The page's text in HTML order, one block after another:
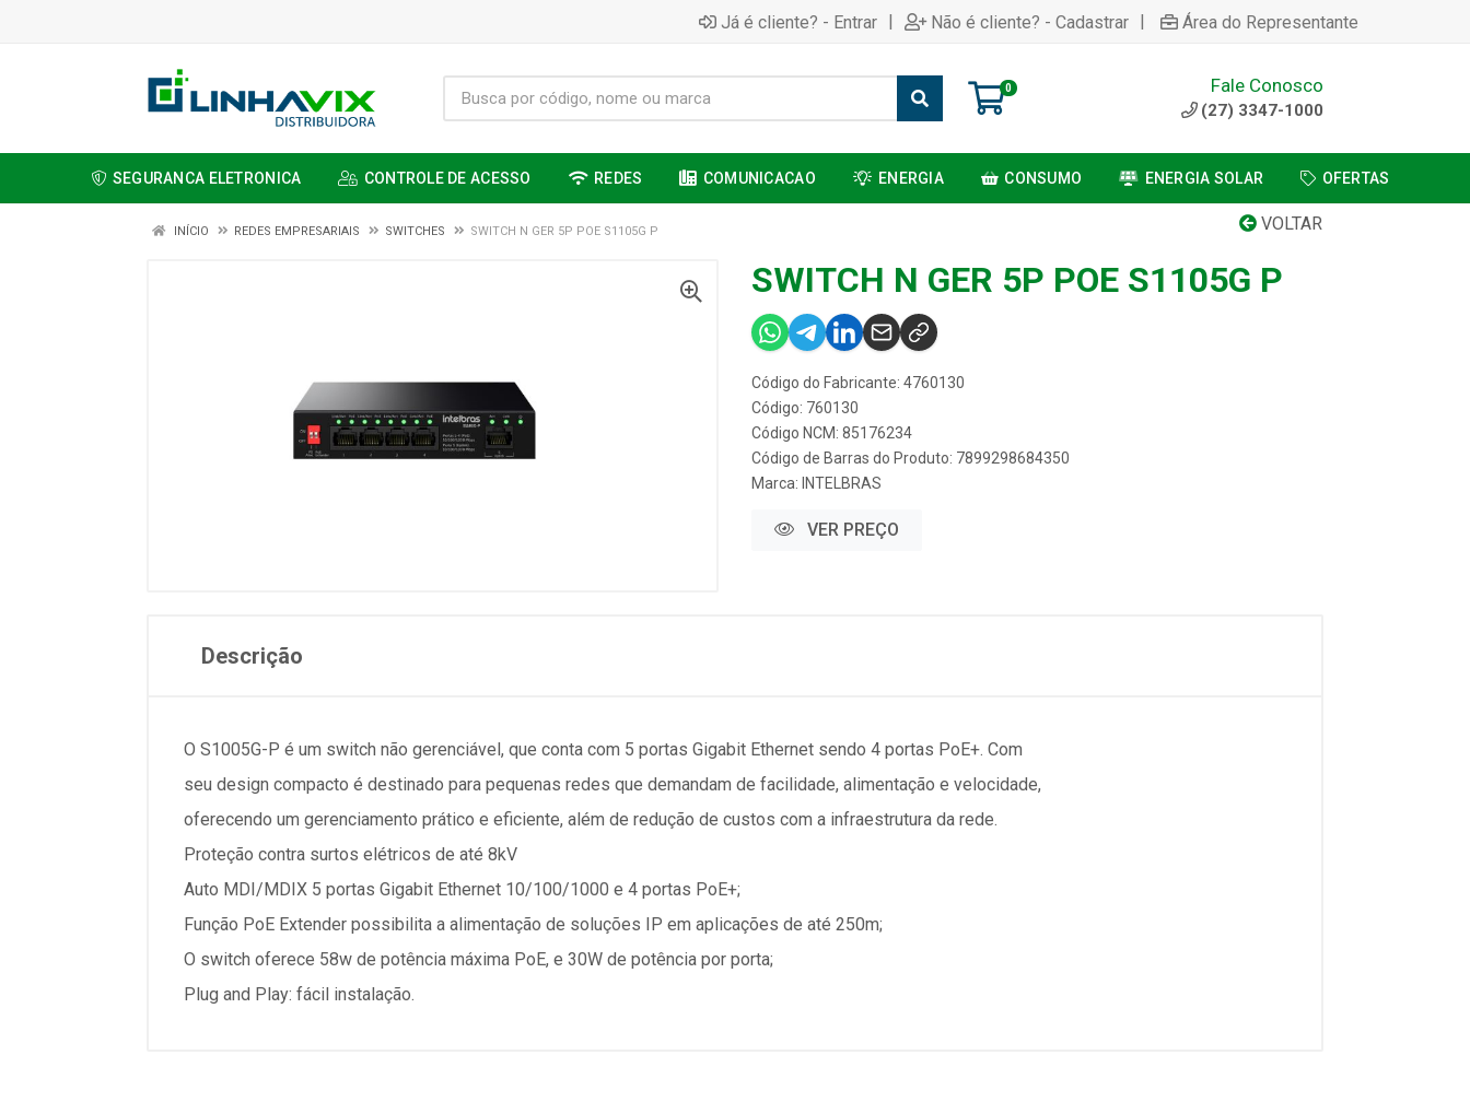
Já é cliente? - Entrar | Não é cliente? - Cadastrar | Área do Representante
0 Fale Conosco
(27) 3347-1000
SEGURANCA ELETRONICA CONTROLE DE ACESSO REDES COMUNICACAO ENERGIA CONSUMO ENERGIA SOLAR OFERTAS
VOLTAR
INÍCIO REDES EMPRESARIAIS SWITCHES SWITCH N GER 5P POE S1105G P
SWITCH N GER 5P POE S1105G P
Código do Fabricante: 4760130
Código: 760130
Código NCM: 85176234
Código de Barras do Produto: 7899298684350
Marca: INTELBRAS
VER PREÇO
Descrição
O S1005G-P é um switch não gerenciável, que conta com 5 portas Gigabit Ethernet sendo 4 portas PoE+. Com
seu design compacto é destinado para pequenas redes que demandam de facilidade, alimentação e velocidade,
oferecendo um gerenciamento prático e eficiente, além de redução de custos com a infraestrutura da rede.
Proteção contra surtos elétricos de até 8kV
Auto MDI/MDIX 5 portas Gigabit Ethernet 10/100/1000 e 4 portas PoE+;
Função PoE Extender possibilita a alimentação de soluções IP em aplicações de até 250m;
O switch oferece 58w de potência máxima PoE, e 30W de potência por porta;
Plug and Play: fácil instalação.